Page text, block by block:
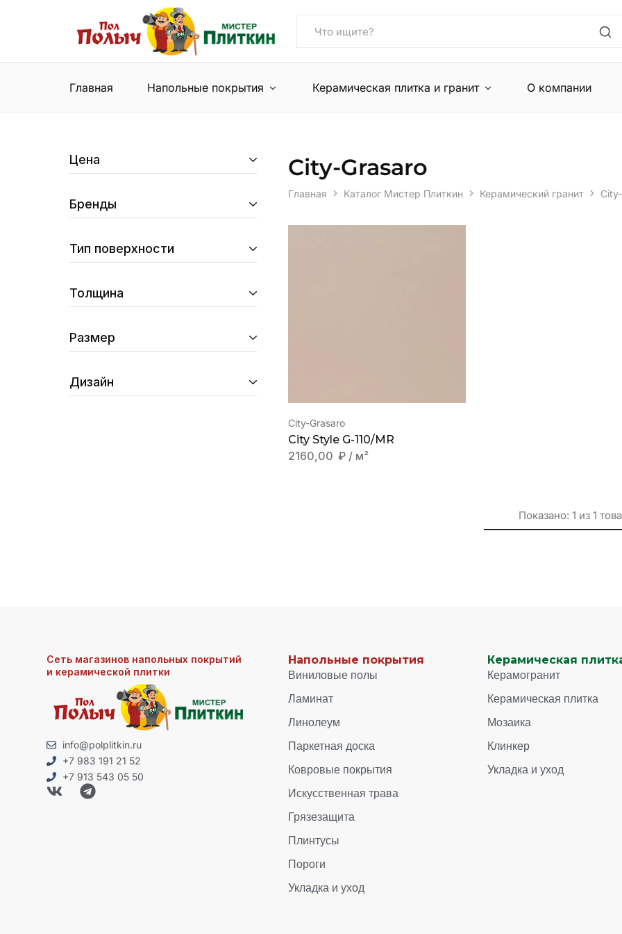
Пол
Полыч
Плиткин
Сеть
магазинов
и
керамической
Главная Напольные покрытия Керамическая плитка и гранит О компании
City-Grasaro
Главная Каталог Мистер Плиткин Керамический гранит
City-Grasaro
City Style G-110/MR
2160,00 ₽ / м²
Показано: 1 из 1
Цена
Бренды
Тип поверхности
Толщина
Размер
Дизайн
Сеть магазинов напольных покрытий
и керамической плитки
info@polplitkin.ru
+7 983 191 21 52
+7 913 543 05 50
Напольные покрытия
Виниловые полы
Ламинат
Линолеум
Паркетная доска
Ковровые покрытия
Искусственная трава
Грязезащита
Плинтусы
Пороги
Укладка и уход
Керамическая
Керамогранит
Керамическая плитка
Мозаика
Клинкер
Укладка и уход